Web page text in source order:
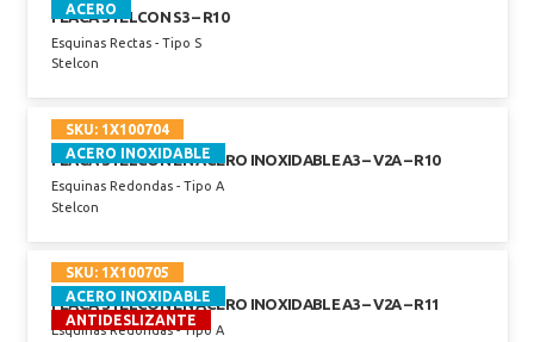
ACERO
PLACA STELCON S3 – R10
Esquinas Rectas - Tipo S
Stelcon
SKU: 1X100704
ACERO INOXIDABLE
PLACA STELCON EN ACERO INOXIDABLE A3 – V2A – R10
Esquinas Redondas - Tipo A
Stelcon
SKU: 1X100705
ACERO INOXIDABLE
ANTIDESLIZANTE
PLACA STELCON EN ACERO INOXIDABLE A3 – V2A – R11
Esquinas Redondas - Tipo A